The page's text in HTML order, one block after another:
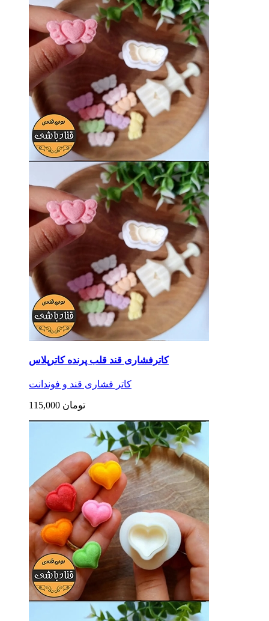
کاترفشاری قند قلب پرنده کاترپلاس
کاتر فشاری قند و فوندانت
115,000 تومان